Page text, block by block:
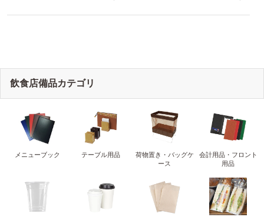
飲食店備品カテゴリ
メニューブック テーブル用品
荷物置き・バッグケ
ース
会計用品・フロント
用品